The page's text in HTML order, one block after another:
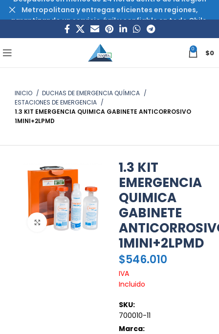
0 $0
INICIO
DUCHAS DE EMERGENCIA QUÍMICA
ESTACIONES DE EMERGENCIA
1.3 KIT EMERGENCIA QUIMICA GABINETE ANTICORROSIVO
1MINI+2LPMD
Haz clic para ampliar
1.3 KIT
EMERGENCIA
QUIMICA
GABINETE
1MINI+2LPMD
$546.010
IVA
Incluido
SKU:
700010-11
Marca:
Metropolitana y entregas eficientes en regiones,
garantizando un servicio ágil y confiable en todo Chile.